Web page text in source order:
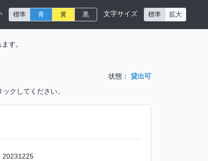
標準 青 黄 黒 文字サイズ 標準 拡大
す。
状態：
貸出可
クしてください。